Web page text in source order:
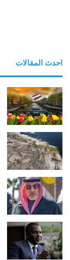
احدث المقالات